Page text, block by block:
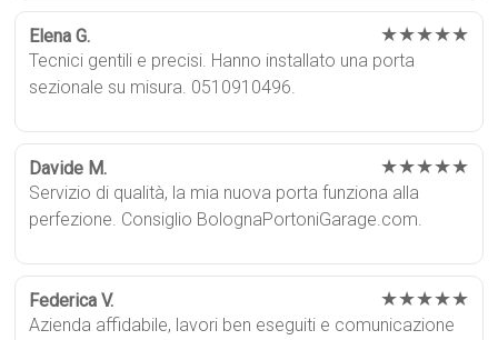
Elena G. ★★★★★
Tecnici gentili e precisi. Hanno installato una porta
sezionale su misura. 0510910496.
Davide M. ★★★★★
Servizio di qualità, la mia nuova porta funziona alla
perfezione. Consiglio BolognaPortoniGarage.com.
Federica V. ★★★★★
Azienda affidabile, lavori ben eseguiti e comunicazione